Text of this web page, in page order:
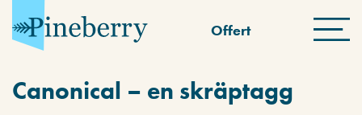
Offert
Canonical – en skräptagg